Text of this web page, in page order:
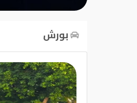
بورش